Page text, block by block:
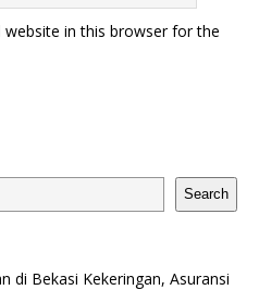
website in this browser for the
Search
di Bekasi Kekeringan, Asuransi